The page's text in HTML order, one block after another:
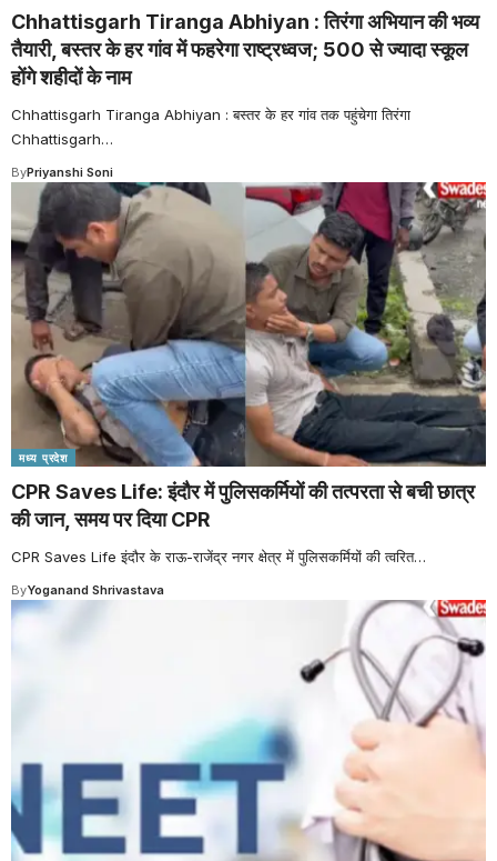
Chhattisgarh Tiranga Abhiyan : तिरंगा अभियान की भव्य
तैयारी, बस्तर के हर गांव में फहरेगा राष्ट्रध्वज; 500 से ज्यादा स्कूल
होंगे शहीदों के नाम
Chhattisgarh Tiranga Abhiyan : बस्तर के हर गांव तक पहुंचेगा तिरंगा
Chhattisgarh…
ByPriyanshi Soni
मध्य प्रदेश
CPR Saves Life: इंदौर में पुलिसकर्मियों की तत्परता से बची छात्र
की जान, समय पर दिया CPR
CPR Saves Life इंदौर के राऊ-राजेंद्र नगर क्षेत्र में पुलिसकर्मियों की त्वरित…
ByYoganand Shrivastava